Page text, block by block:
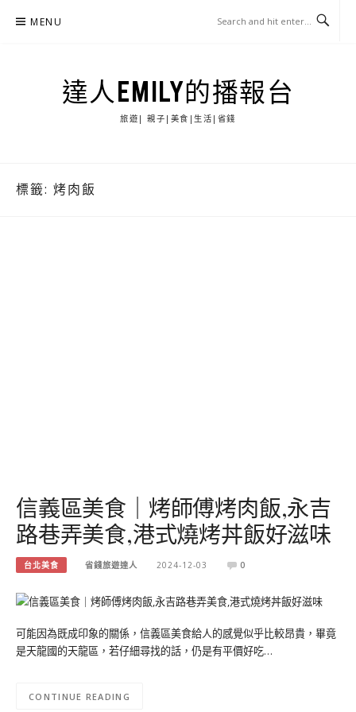
MENU
達人EMILY的播報台
旅遊| 親子|美食|生活|省錢
標籤: 烤肉飯
信義區美食｜烤師傅烤肉飯,永吉
路巷弄美食,港式燒烤丼飯好滋味
台北美食 省錢旅遊達人 2024-12-03 0
可能因為既成印象的關係，信義區美食給人的感覺似乎比較昂貴，畢竟
是天龍國的天龍區，若仔細尋找的話，仍是有平價好吃…
CONTINUE READING